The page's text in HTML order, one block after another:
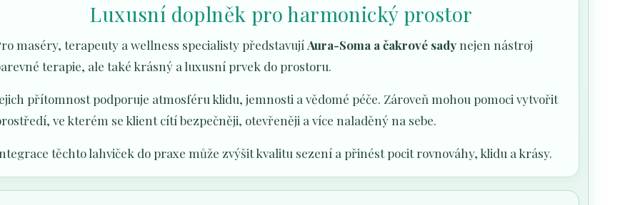
Luxusní doplněk pro harmonický prostor
maséry, terapeuty a wellness specialisty představujíAura-Soma a čakrové sadynejen nástroj
terapie, ale také krásný a luxusní prvek do prostoru.
přítomnost podporuje atmosféru klidu, jemnosti a vědomé péče. Zároveň mohou pomoci vytvořit
ve kterém se klient cítí bezpečněji, otevřeněji a více naladěný na sebe.
těchto lahviček do praxe může zvýšit kvalitu sezení a přinést pocit rovnováhy, klidu a krásy.